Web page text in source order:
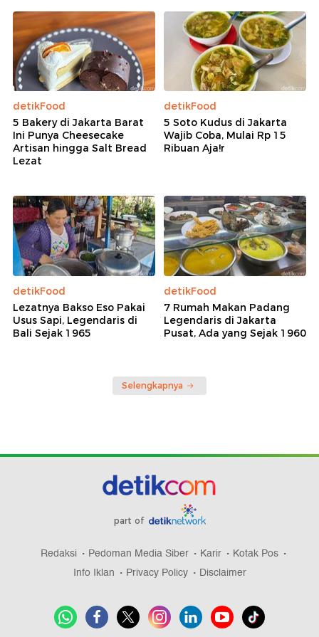
detikFood
5 Bakery di Jakarta Barat
Ini Punya Cheesecake
Artisan hingga Salt Bread
Lezat
detikFood
5 Soto Kudus di Jakarta
Wajib Coba, Mulai Rp 15
Ribuan Aja!r
detikFood
Lezatnya Bakso Eso Pakai
Usus Sapi, Legendaris di
Bali Sejak 1965
detikFood
7 Rumah Makan Padang
Legendaris di Jakarta
Pusat, Ada yang Sejak 1960
Selengkapnya
part of
Redaksi Pedoman Media Siber Karir
Kotak Pos
Info Iklan
Privacy Policy Disclaimer